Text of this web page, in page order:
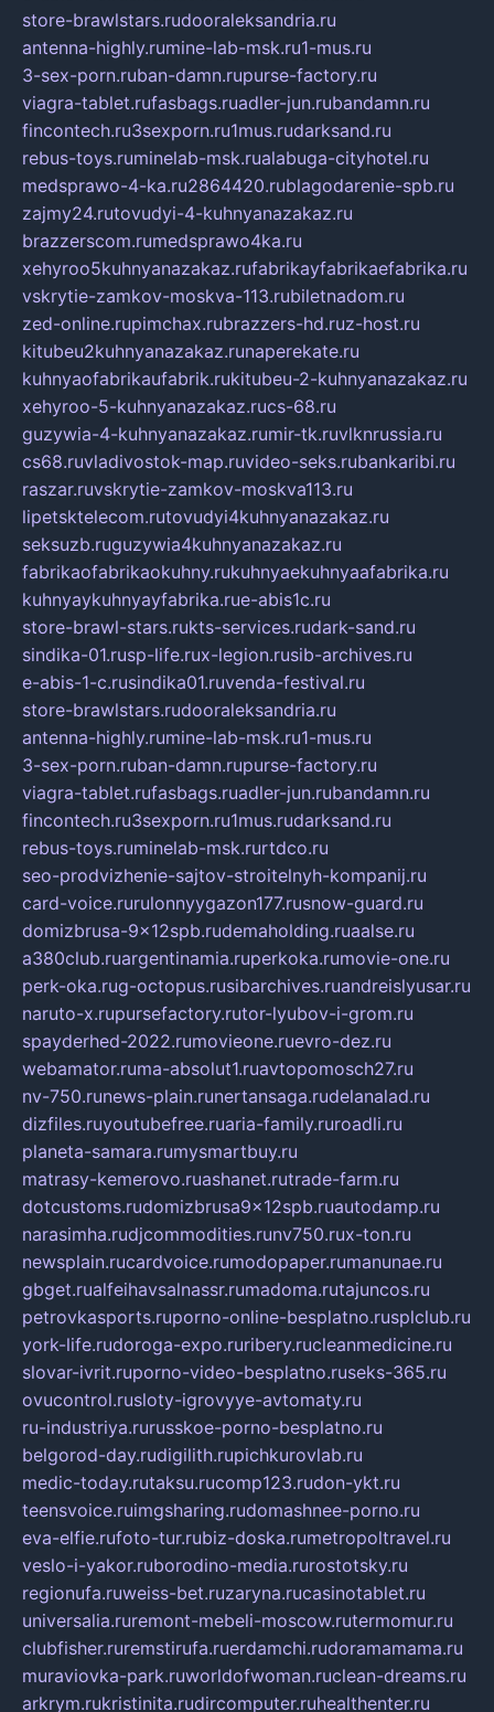
store-brawlstars.rudooraleksandria.ru
antenna-highly.rumine-lab-msk.ru1-mus.ru
3-sex-porn.ruban-damn.rupurse-factory.ru
viagra-tablet.rufasbags.ruadler-jun.rubandamn.ru
fincontech.ru3sexporn.ru1mus.rudarksand.ru
rebus-toys.ruminelab-msk.rualabuga-cityhotel.ru
medsprawo-4-ka.ru2864420.rublagodarenie-spb.ru
zajmy24.rutovudyi-4-kuhnyanazakaz.ru
brazzerscom.rumedsprawo4ka.ru
xehyroo5kuhnyanazakaz.rufabrikayfabrikaefabrika.ru
vskrytie-zamkov-moskva-113.rubiletnadom.ru
zed-online.rupimchax.rubrazzers-hd.ruz-host.ru
kitubeu2kuhnyanazakaz.runaperekate.ru
kuhnyaofabrikaufabrik.rukitubeu-2-kuhnyanazakaz.ru
xehyroo-5-kuhnyanazakaz.rucs-68.ru
guzywia-4-kuhnyanazakaz.rumir-tk.ruvlknrussia.ru
cs68.ruvladivostok-map.ruvideo-seks.rubankaribi.ru
raszar.ruvskrytie-zamkov-moskva113.ru
lipetsktelecom.rutovudyi4kuhnyanazakaz.ru
seksuzb.ruguzywia4kuhnyanazakaz.ru
fabrikaofabrikaokuhny.rukuhnyaekuhnyaafabrika.ru
kuhnyaykuhnyayfabrika.rue-abis1c.ru
store-brawl-stars.rukts-services.rudark-sand.ru
sindika-01.rusp-life.rux-legion.rusib-archives.ru
e-abis-1-c.rusindika01.ruvenda-festival.ru
store-brawlstars.rudooraleksandria.ru
antenna-highly.rumine-lab-msk.ru1-mus.ru
3-sex-porn.ruban-damn.rupurse-factory.ru
viagra-tablet.rufasbags.ruadler-jun.rubandamn.ru
fincontech.ru3sexporn.ru1mus.rudarksand.ru
rebus-toys.ruminelab-msk.rurtdco.ru
seo-prodvizhenie-sajtov-stroitelnyh-kompanij.ru
card-voice.rurulonnyygazon177.rusnow-guard.ru
domizbrusa-9x12spb.rudemaholding.ruaalse.ru
a380club.ruargentinamia.ruperkoka.rumovie-one.ru
perk-oka.rug-octopus.rusibarchives.ruandreislyusar.ru
naruto-x.rupursefactory.rutor-lyubov-i-grom.ru
spayderhed-2022.rumovieone.ruevro-dez.ru
webamator.ruma-absolut1.ruavtopomosch27.ru
nv-750.runews-plain.runertansaga.rudelanalad.ru
dizfiles.ruyoutubefree.ruaria-family.ruroadli.ru
planeta-samara.rumysmartbuy.ru
matrasy-kemerovo.ruashanet.rutrade-farm.ru
dotcustoms.rudomizbrusa9x12spb.ruautodamp.ru
narasimha.rudjcommodities.runv750.rux-ton.ru
newsplain.rucardvoice.rumodopaper.rumanunae.ru
gbget.rualfeihavsalnassr.rumadoma.rutajuncos.ru
petrovkasports.ruporno-online-besplatno.rusplclub.ru
york-life.rudoroga-expo.ruribery.rucleanmedicine.ru
slovar-ivrit.ruporno-video-besplatno.ruseks-365.ru
ovucontrol.rusloty-igrovyye-avtomaty.ru
ru-industriya.rurusskoe-porno-besplatno.ru
belgorod-day.rudigilith.rupichkurovlab.ru
medic-today.rutaksu.rucomp123.rudon-ykt.ru
teensvoice.ruimgsharing.rudomashnee-porno.ru
eva-elfie.rufoto-tur.rubiz-doska.rumetropoltravel.ru
veslo-i-yakor.ruborodino-media.rurostotsky.ru
regionufa.ruweiss-bet.ruzaryna.rucasinotablet.ru
universalia.ruremont-mebeli-moscow.rutermomur.ru
clubfisher.ruremstirufa.ruerdamchi.rudoramamama.ru
muraviovka-park.ruworldofwoman.ruclean-dreams.ru
arkrym.rukristinita.rudircomputer.ruhealthenter.ru